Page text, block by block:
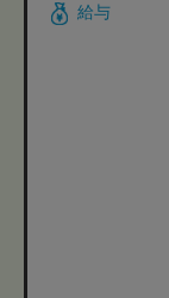
給与